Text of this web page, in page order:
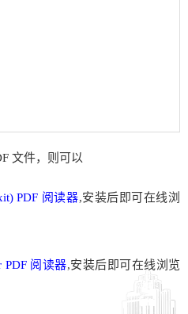
文件，则可以
PDF 阅读器,安装后即可在线浏
PDF 阅读器,安装后即可在线浏览